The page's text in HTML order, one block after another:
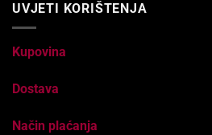
UVJETI KORIŠTENJA
Kupovina
Dostava
Način plaćanja